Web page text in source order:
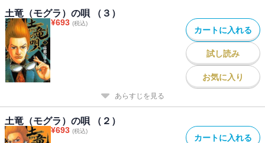
土竜（モグラ）の唄 （３）
¥693 (税込)
カートに入れる
試し読み
お気に入り
あらすじを見る
土竜（モグラ）の唄 （２）
¥693 (税込)
カートに入れる